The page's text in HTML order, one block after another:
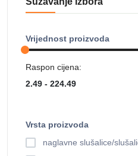
Vrijednost proizvoda
Raspon cijena:
Vrsta proizvoda
naglavne slušalice/